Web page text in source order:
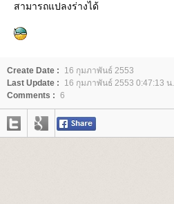
สามารถแปลงร่างได้
Create Date :
16 กุมภาพันธ์ 2553
Last Update :
16 กุมภาพันธ์ 2553 0:47:13 น.
Comments : 6